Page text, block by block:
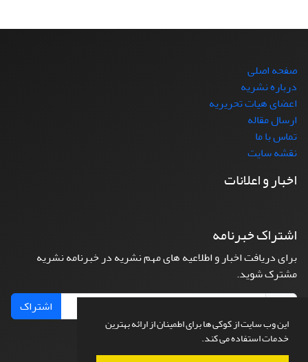
این وب سایت از کوکی ها برای اطمینان از ارائه بهترین
خدمات استفاده می کند.
صفحه اصلی
درباره نشریه
اعضای هیات تحریریه
ارسال مقاله
تماس با ما
نقشه سایت
اخبار و اعلانات
اشتراک خبرنامه
برای دریافت اخبار و اطلاعیه های مهم نشریه در خبرنامه نشریه
مشترک شوید.
اشتراک